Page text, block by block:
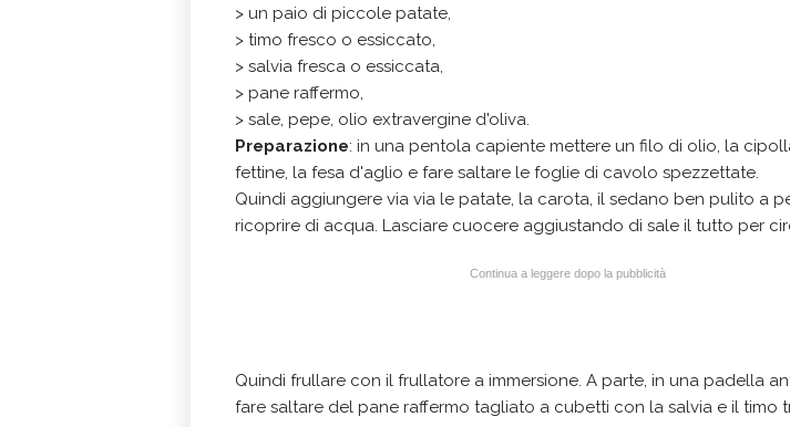
> un paio di piccole patate,
> timo fresco o essiccato,
> salvia fresca o essiccata,
> pane raffermo,
> sale, pepe, olio extravergine d'oliva.
Preparazione: in una pentola capiente mettere un filo di olio, la
fettine, la fesa d'aglio e fare saltare le foglie di cavolo spezzettate.
Quindi aggiungere via via le patate, la carota, il sedano ben pulito a
ricoprire di acqua. Lasciare cuocere aggiustando di sale il tutto per
Continua a leggere dopo la pubblicità
Quindi frullare con il frullatore a immersione. A parte, in una padella
fare saltare del pane raffermo tagliato a cubetti con la salvia e il timo